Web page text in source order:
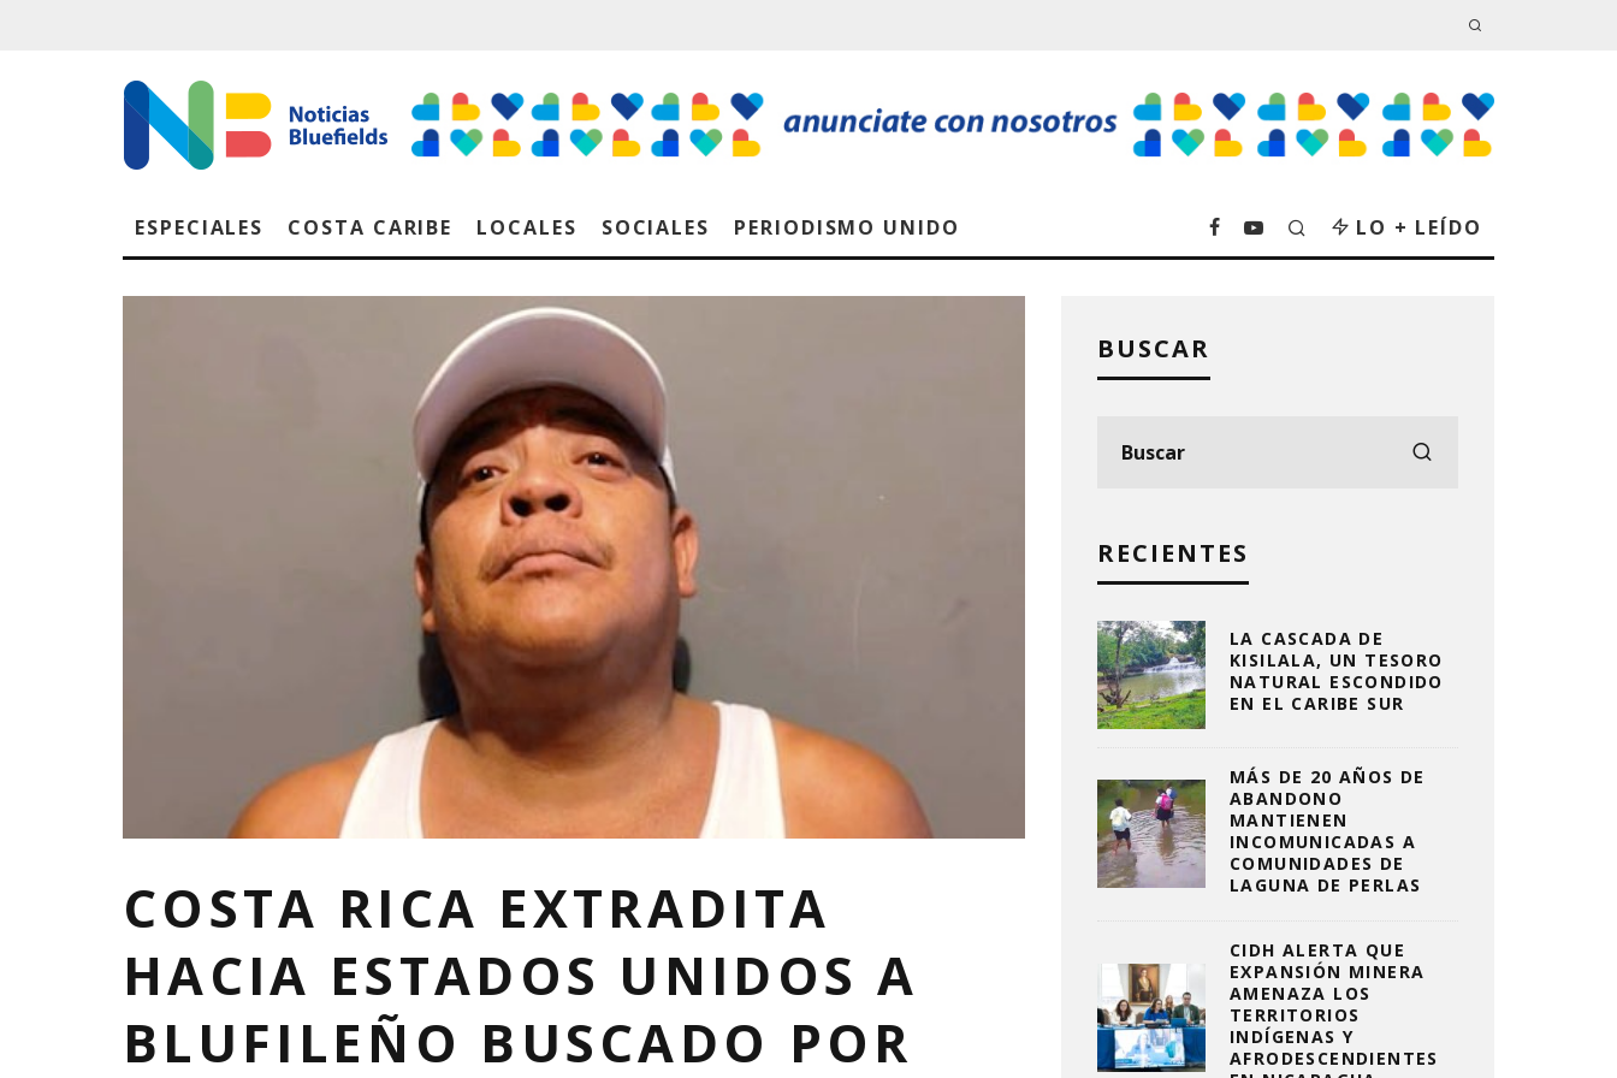
ESPECIALES COSTA CARIBE LOCALES SOCIALES PERIODISMO UNIDO LO + LEÍDO
COSTA RICA EXTRADITA
HACIA ESTADOS UNIDOS A
BLUFILEÑO BUSCADO POR
BUSCAR
RECIENTES
LA CASCADA DE
KISILALA, UN TESORO
NATURAL ESCONDIDO
EN EL CARIBE SUR
MÁS DE 20 AÑOS DE
ABANDONO
MANTIENEN
INCOMUNICADAS A
COMUNIDADES DE
LAGUNA DE PERLAS
CIDH ALERTA QUE
EXPANSIÓN MINERA
AMENAZA LOS
TERRITORIOS
INDÍGENAS Y
AFRODESCENDIENTES